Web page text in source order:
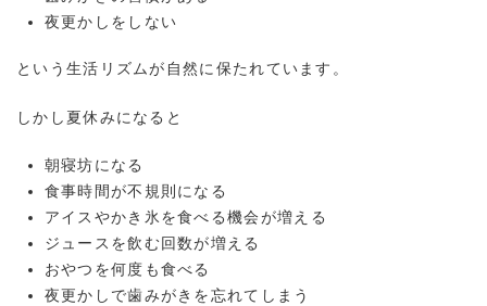
夜更かしをしない
という生活リズムが自然に保たれています。
しかし夏休みになると
朝寝坊になる
食事時間が不規則になる
アイスやかき氷を食べる機会が増える
ジュースを飲む回数が増える
おやつを何度も食べる
夜更かしで歯みがきを忘れてしまう